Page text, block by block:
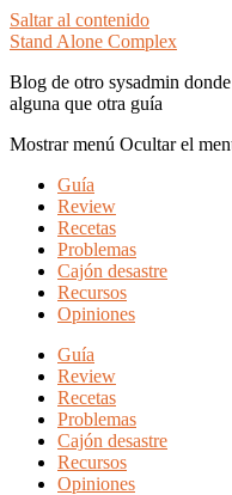
Saltar al contenido
Stand Alone Complex
Blog de otro sysadmin
alguna que otra guía
Mostrar menú Ocultar el
Guía
Review
Recetas
Problemas
Cajón desastre
Recursos
Opiniones
Guía
Review
Recetas
Problemas
Cajón desastre
Recursos
Opiniones